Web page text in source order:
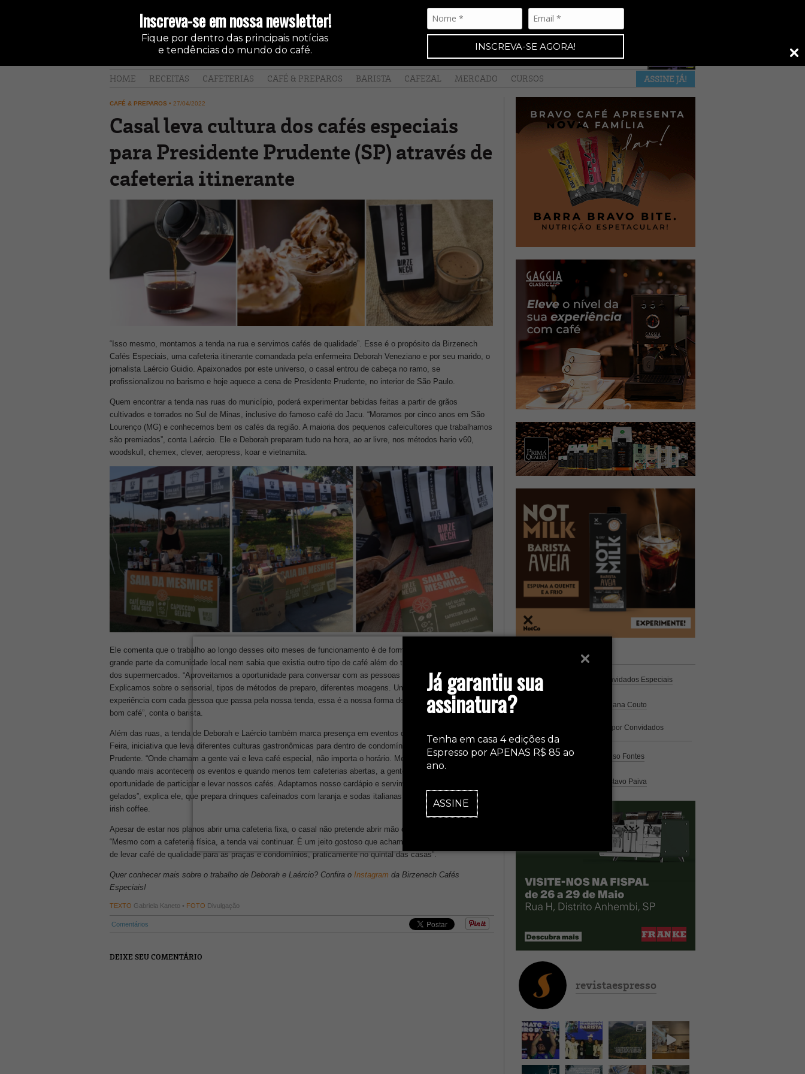
Já garantiu sua
assinatura?
Tenha em casa 4 edições da
Espresso por APENAS R$ 85 ao
ano.
ASSINE
Inscreva-se em nossa newsletter!
Fique por dentro das principais notícias
e tendências do mundo do café.
INSCREVA-SE AGORA!
•NAS BANCAS
HOME RECEITAS CAFETERIAS CAFÉ & PREPAROS BARISTA CAFEZAL MERCADO ASSINE JÁ!
CURSOS
CAFÉ & PREPAROS • 27/04/2022
Casal leva cultura dos cafés especiais
para Presidente Prudente (SP) através de
cafeteria itinerante
“Isso mesmo, montamos a tenda na rua e servimos cafés de qualidade”. Esse é o propósito da Birzenech
Cafés Especiais, uma cafeteria itinerante comandada pela enfermeira Deborah Veneziano e por seu marido, o
jornalista Laércio Guidio. Apaixonados por este universo, o casal entrou de cabeça no ramo, se
profissionalizou no barismo e hoje aquece a cena de Presidente Prudente, no interior de São Paulo.
Quem encontrar a tenda nas ruas do município, poderá experimentar bebidas feitas a partir de grãos
cultivados e torrados no Sul de Minas, inclusive do famoso café do Jacu. “Moramos por cinco anos em São
Lourenço (MG) e conhecemos bem os cafés da região. A maioria dos pequenos cafeicultores que trabalhamos
são premiados”, conta Laércio. Ele e Deborah preparam tudo na hora, ao ar livre, nos métodos hario v60,
woodskull, chemex, clever, aeropress, koar e vietnamita.
Ele comenta que o trabalho ao longo desses oito meses de funcionamento é de formiguinha, uma vez que
grande parte da comunidade local nem sabia que existia outro tipo de café além do tradicional das prateleiras
dos supermercados. “Aproveitamos a oportunidade para conversar com as pessoas sobre cafés especiais.
Explicamos sobre o sensorial, tipos de métodos de preparo, diferentes moagens. Uma breve troca de
experiência com cada pessoa que passa pela nossa tenda, essa é a nossa forma de propagar a cultura do
bom café”, conta o barista.
Além das ruas, a tenda de Deborah e Laércio também marca presença em eventos da região, como o Dia da
Feira, iniciativa que leva diferentes culturas gastronômicas para dentro de condomínios em Presidente
Prudente. “Onde chamam a gente vai e leva café especial, não importa o horário. Mesmo no período da noite,
quando mais acontecem os eventos e quando menos tem cafeterias abertas, a gente não perde a
oportunidade de participar e levar nossos cafés. Adaptamos nosso cardápio e servimos opções de cafés
gelados”, explica ele, que prepara drinques cafeinados com laranja e sodas italianas, cappuccino gelado e
irish coffee.
Apesar de estar nos planos abrir uma cafeteria fixa, o casal não pretende abrir mão da experiência itinerante.
“Mesmo com a cafeteria física, a tenda vai continuar. É um jeito gostoso que achamos de ir até as pessoas,
de levar café de qualidade para as praças e condomínios, praticamente no quintal das casas”.
Quer conhecer mais sobre o trabalho de Deborah e Laércio? Confira o Instagram da Birzenech Cafés
Especiais!
TEXTO Gabriela Kaneto • FOTO Divulgação
Comentários
DEIXE SEU COMENTÁRIO
Espresso
Coluna Café por Convidados Especiais
por Cristiana Couto
por Convidados
Especiais
Análisepor Caio Alonso Fontes
por Gustavo Paiva
revistaespresso